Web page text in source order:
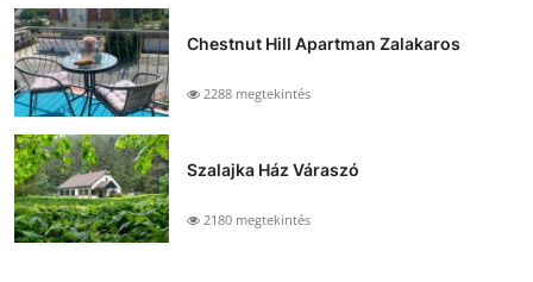
Chestnut Hill Apartman Zalakaros
2288 megtekintés
Szalajka Ház Váraszó
2180 megtekintés